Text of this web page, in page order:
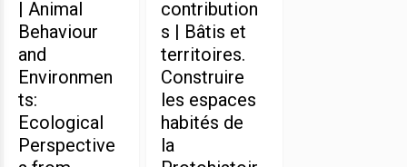
| Animal
Behaviour
and
Environmen
ts:
Ecological
Perspective
contribution
s | Bâtis et
territoires.
Construire
les espaces
habités de
la